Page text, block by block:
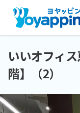
いいオフィ
階】（2）